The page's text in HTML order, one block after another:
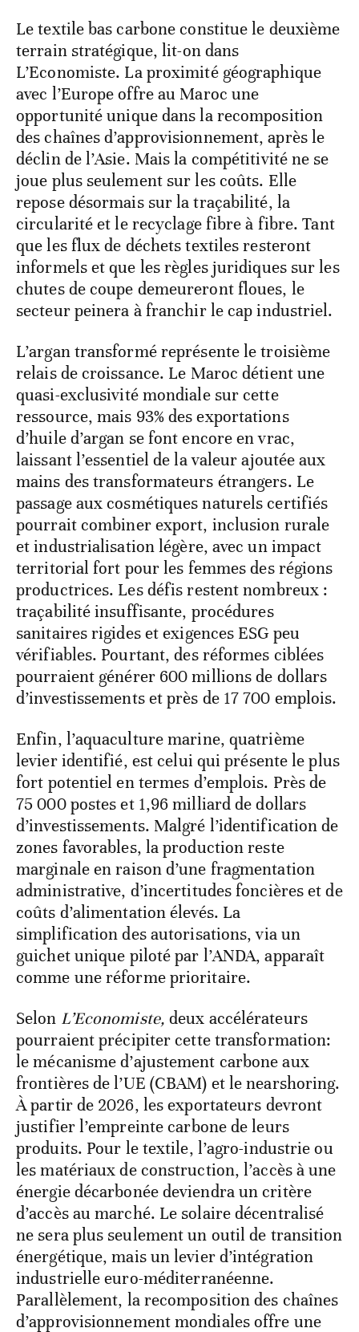
Le textile bas carbone constitue le deuxième
terrain stratégique, lit-on dans
L’Economiste. La proximité géographique
avec l’Europe offre au Maroc une
opportunité unique dans la recomposition
des chaînes d’approvisionnement, après le
déclin de l’Asie. Mais la compétitivité ne se
joue plus seulement sur les coûts. Elle
repose désormais sur la traçabilité, la
circularité et le recyclage fibre à fibre. Tant
que les flux de déchets textiles resteront
informels et que les règles juridiques sur les
chutes de coupe demeureront floues, le
secteur peinera à franchir le cap industriel.
L’argan transformé représente le troisième
relais de croissance. Le Maroc détient une
quasi-exclusivité mondiale sur cette
ressource, mais 93% des exportations
d’huile d’argan se font encore en vrac,
laissant l’essentiel de la valeur ajoutée aux
mains des transformateurs étrangers. Le
passage aux cosmétiques naturels certifiés
pourrait combiner export, inclusion rurale
et industrialisation légère, avec un impact
territorial fort pour les femmes des régions
productrices. Les défis restent nombreux :
traçabilité insuffisante, procédures
sanitaires rigides et exigences ESG peu
vérifiables. Pourtant, des réformes ciblées
pourraient générer 600 millions de dollars
d’investissements et près de 17 700 emplois.
Enfin, l’aquaculture marine, quatrième
levier identifié, est celui qui présente le plus
fort potentiel en termes d’emplois. Près de
75 000 postes et 1,96 milliard de dollars
d’investissements. Malgré l’identification de
zones favorables, la production reste
marginale en raison d’une fragmentation
administrative, d’incertitudes foncières et de
coûts d’alimentation élevés. La
simplification des autorisations, via un
guichet unique piloté par l’ANDA, apparaît
comme une réforme prioritaire.
Selon L’Economiste, deux accélérateurs
pourraient précipiter cette transformation:
le mécanisme d’ajustement carbone aux
frontières de l’UE (CBAM) et le nearshoring.
À partir de 2026, les exportateurs devront
justifier l’empreinte carbone de leurs
produits. Pour le textile, l’agro-industrie ou
les matériaux de construction, l’accès à une
énergie décarbonée deviendra un critère
d’accès au marché. Le solaire décentralisé
ne sera plus seulement un outil de transition
énergétique, mais un levier d’intégration
industrielle euro-méditerranéenne.
Parallèlement, la recomposition des chaînes
d’approvisionnement mondiales offre une